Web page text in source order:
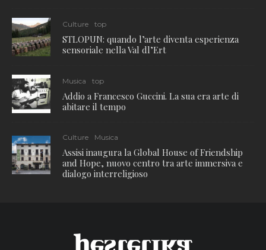
Culture top
STLOPUN: quando l’arte diventa esperienza
sensoriale nella Val dl’Ert
Musica top
Addio a Francesco Guccini. La sua era arte di
abitare il tempo
Culture Musica
Assisi inaugura la Global House of Friendship
and Hope, nuovo centro tra arte immersiva e
dialogo interreligioso